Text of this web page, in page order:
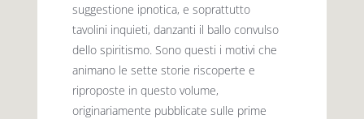
suggestione ipnotica, e soprattutto
tavolini inquieti, danzanti il ballo convulso
dello spiritismo. Sono questi i motivi che
animano le sette storie riscoperte e
riproposte in questo volume,
originariamente pubblicate sulle prime